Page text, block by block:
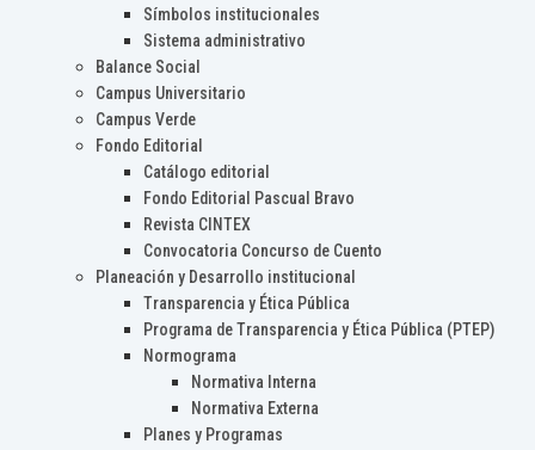
Símbolos institucionales
Sistema administrativo
Balance Social
Campus Universitario
Campus Verde
Fondo Editorial
Catálogo editorial
Fondo Editorial Pascual Bravo
Revista CINTEX
Convocatoria Concurso de Cuento
Planeación y Desarrollo institucional
Transparencia y Ética Pública
Programa de Transparencia y Ética Pública (PTEP)
Normograma
Normativa Interna
Normativa Externa
Planes y Programas